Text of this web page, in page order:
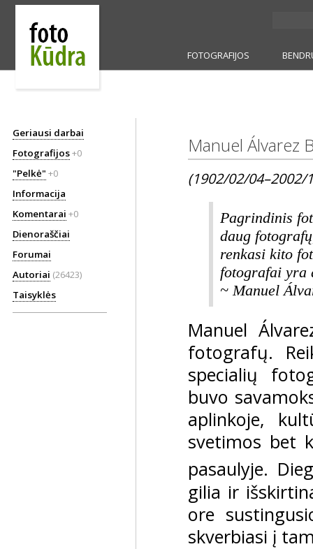
FOTOGRAFIJOS
Geriausi darbai
Fotografijos+0
"Pelkė" +0
Informacija
Komentarai +0
Dienoraščiai
Forumai
Autoriai (26423)
Taisyklės
Manuel Álvarez
(1902/02/04–2002/
Pagrindinis
daug
renkasi kito
fotografai yra
~ Manuel
Manuel
fotografų.
specialių
buvo
aplinkoje,
svetimos bet
pasaulyje.
gilia ir
ore
skverbiasi į